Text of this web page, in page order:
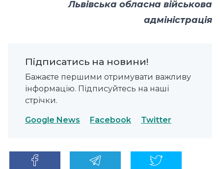
Львівська обласна військова
адміністрація
Підписатись на новини!
Бажаєте першими отримувати важливу
інформацію. Підписуйтесь на наші
стрічки.
Google News Facebook Twitter